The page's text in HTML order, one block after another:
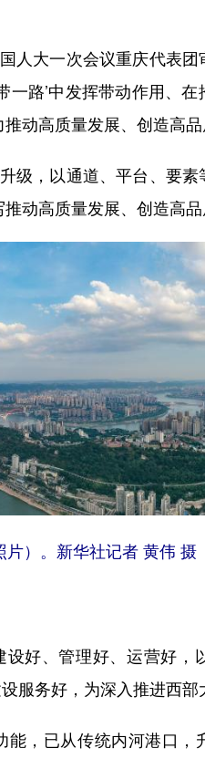
大一次会议重庆代表团
路’中发挥带动作用、
动高质量发展、创造高品
，以通道、平台、要素
动高质量发展、创造高品
片）。新华社记者 黄伟 摄
好、管理好、运营好，
服务好，为深入推进西部
，已从传统内河港口，